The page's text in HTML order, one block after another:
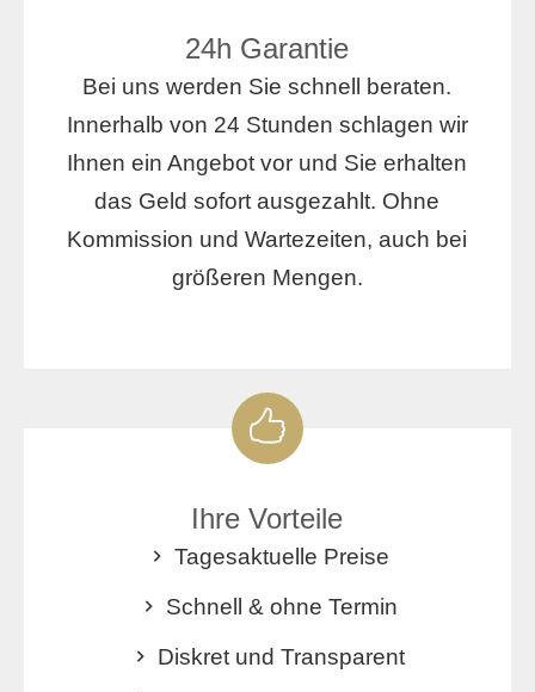
24h Garantie
Bei uns werden Sie schnell beraten.
Innerhalb von 24 Stunden schlagen wir
Ihnen ein Angebot vor und Sie erhalten
das Geld sofort ausgezahlt. Ohne
Kommission und Wartezeiten, auch bei
größeren Mengen.
Ihre Vorteile
Tagesaktuelle Preise
Schnell & ohne Termin
Diskret und Transparent